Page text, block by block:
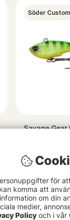
Söder Custom
Savage Gear
fr. 85 kr
för
komma att
om din
medier,
Policyoch i vår